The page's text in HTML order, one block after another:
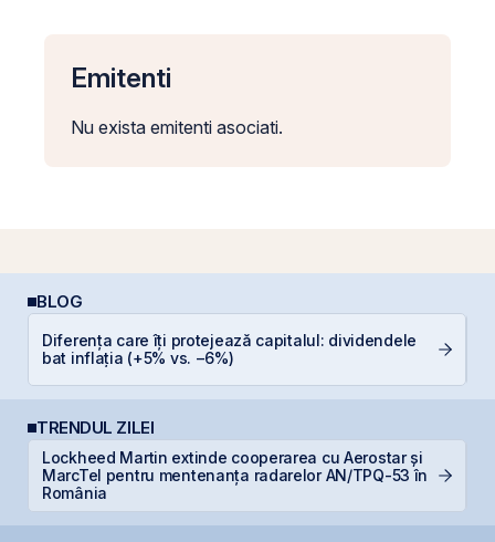
Emitenti
Nu exista emitenti asociati.
BLOG
Diferența care îți protejează capitalul: dividendele
bat inflația (+5% vs. −6%)
TRENDUL ZILEI
Lockheed Martin extinde cooperarea cu Aerostar și
MarcTel pentru mentenanța radarelor AN/TPQ-53 în
România